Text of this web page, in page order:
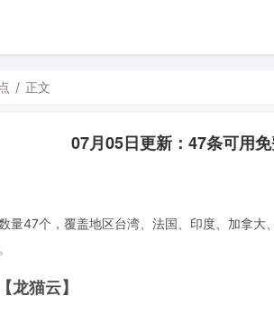
/ 正文
07月05日更新：47条可用
量47个，覆盖地区台湾、法国、印度、加拿
龙猫云】